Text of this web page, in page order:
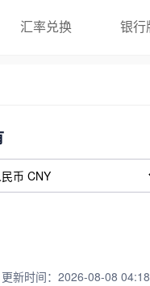
汇率兑换 银行
更新时间：2026-08-08